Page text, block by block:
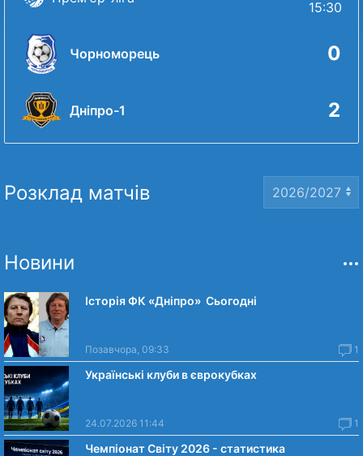
15:30
Чорноморець 0
Дніпро-1 2
Розклад матчів
Новини
Історія ФК «Дніпро» Сьогодні
Позавчора, 09:33 1
Українські клуби в єврокубках
24.07.2026 11:44 1
Чемпіонат Світу 2026 - статистика